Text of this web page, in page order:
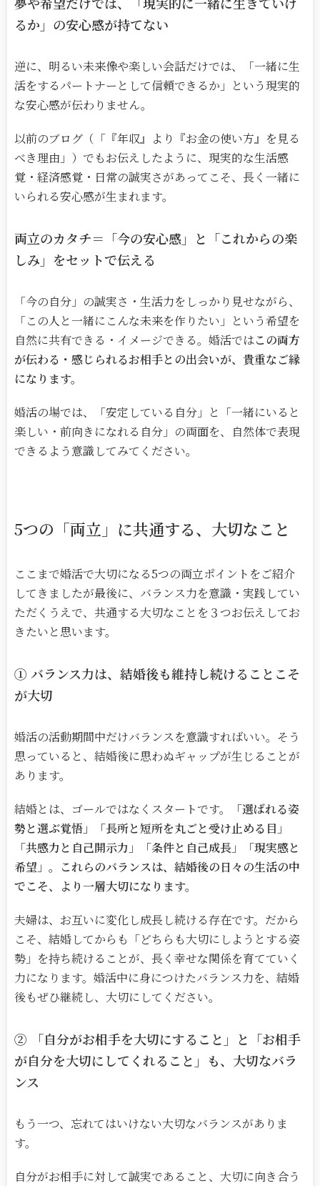
るか」の安心感が持てない
逆に、明るい未来像や楽しい会話だけでは、「一緒に生
活をするパートナーとして信頼できるか」という現実的
な安心感が伝わりません。
以前のブログ（「『年収』より『お金の使い方』を見る
べき理由」）でもお伝えしたように、現実的な生活感
覚・経済感覚・日常の誠実さがあってこそ、長く一緒に
いられる安心感が生まれます。
両立のカタチ＝「今の安心感」と「これからの楽
しみ」をセットで伝える
「今の自分」の誠実さ・生活力をしっかり見せながら、
「この人と一緒にこんな未来を作りたい」という希望を
自然に共有できる・イメージできる。婚活ではこの両方
が伝わる・感じられるお相手との出会いが、貴重なご縁
になります。
婚活の場では、「安定している自分」と「一緒にいると
楽しい・前向きになれる自分」の両面を、自然体で表現
できるよう意識してみてください。
5つの「両立」に共通する、大切なこと
ここまで婚活で大切になる5つの両立ポイントをご紹介
してきましたが最後に、バランス力を意識・実践してい
ただくうえで、共通する大切なことを３つお伝えしてお
きたいと思います。
① バランス力は、結婚後も維持し続けることこそ
が大切
婚活の活動期間中だけバランスを意識すればいい。そう
思っていると、結婚後に思わぬギャップが生じることが
あります。
結婚とは、ゴールではなくスタートです。
「選ばれる姿
勢と選ぶ覚悟」「長所と短所を丸ごと受け止める目」
「共感力と自己開示力」「条件と自己成長」「現実感と
希望」。これらのバランスは、結婚後の日々の生活の中
でこそ、より一層大切になります。
夫婦は、お互いに変化し成長し続ける存在です。だから
こそ、結婚してからも「どちらも大切にしようとする姿
勢」を持ち続けることが、長く幸せな関係を育てていく
力になります。婚活中に身につけたバランス力を、結婚
後もぜひ継続し、大切にしてください。
②
「自分がお相手を大切にすること」と「お相手
が自分を大切にしてくれること」も、大切なバラ
ンス
もう一つ、忘れてはいけない大切なバランスがありま
す。
自分がお相手に対して誠実であること、大切に向き合う